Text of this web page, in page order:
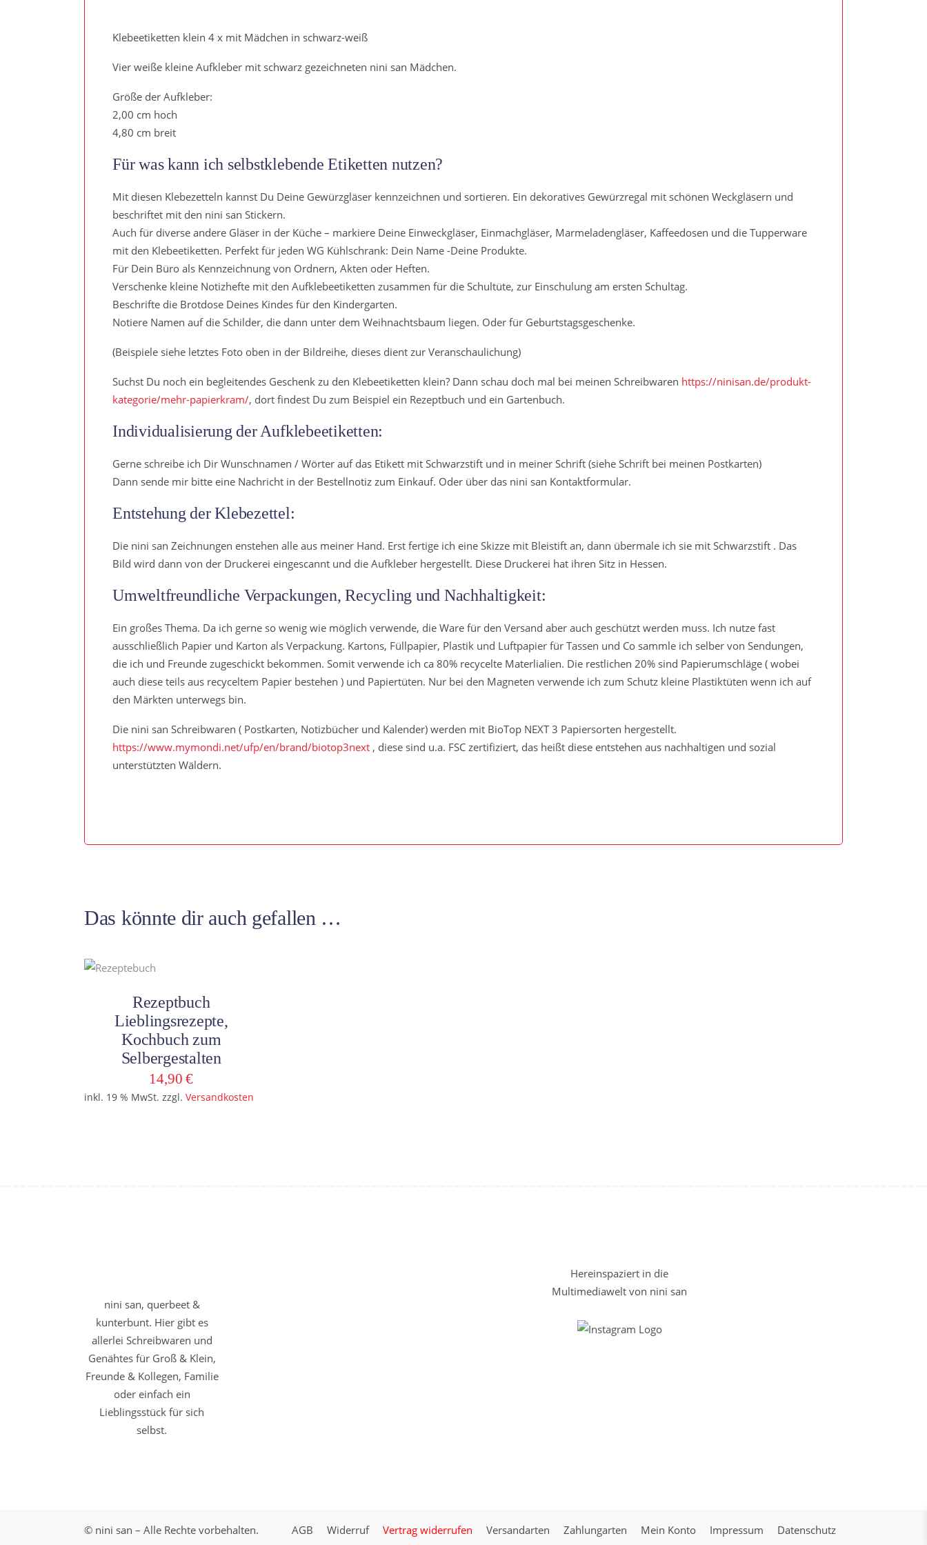
Klebeetiketten klein 4 x mit Mädchen in schwarz-weiß
Vier weiße kleine Aufkleber mit schwarz gezeichneten nini san Mädchen.
Größe der Aufkleber:
2,00 cm hoch
4,80 cm breit
Für was kann ich selbstklebende Etiketten nutzen?
Mit diesen Klebezetteln kannst Du Deine Gewürzgläser kennzeichnen und sortieren. Ein dekoratives Gewürzregal mit schönen Weckgläsern und
beschriftet mit den nini san Stickern.
Auch für diverse andere Gläser in der Küche – markiere Deine Einweckgläser, Einmachgläser, Marmeladengläser, Kaffeedosen und die Tupperware
mit den Klebeetiketten. Perfekt für jeden WG Kühlschrank: Dein Name -Deine Produkte.
Für Dein Büro als Kennzeichnung von Ordnern, Akten oder Heften.
Verschenke kleine Notizhefte mit den Aufklebeetiketten zusammen für die Schultüte, zur Einschulung am ersten Schultag.
Beschrifte die Brotdose Deines Kindes für den Kindergarten.
Notiere Namen auf die Schilder, die dann unter dem Weihnachtsbaum liegen. Oder für Geburtstagsgeschenke.
(Beispiele siehe letztes Foto oben in der Bildreihe, dieses dient zur Veranschaulichung)
Suchst Du noch ein begleitendes Geschenk zu den Klebeetiketten klein? Dann schau doch mal bei meinen Schreibwaren https://ninisan.de/produkt-
kategorie/mehr-papierkram/, dort findest Du zum Beispiel ein Rezeptbuch und ein Gartenbuch.
Individualisierung der Aufklebeetiketten:
Gerne schreibe ich Dir Wunschnamen / Wörter auf das Etikett mit Schwarzstift und in meiner Schrift (siehe Schrift bei meinen Postkarten)
Dann sende mir bitte eine Nachricht in der Bestellnotiz zum Einkauf. Oder über das nini san Kontaktformular.
Entstehung der Klebezettel:
Die nini san Zeichnungen enstehen alle aus meiner Hand. Erst fertige ich eine Skizze mit Bleistift an, dann übermale ich sie mit Schwarzstift . Das
Bild wird dann von der Druckerei eingescannt und die Aufkleber hergestellt. Diese Druckerei hat ihren Sitz in Hessen.
Umweltfreundliche Verpackungen, Recycling und Nachhaltigkeit:
Ein großes Thema. Da ich gerne so wenig wie möglich verwende, die Ware für den Versand aber auch geschützt werden muss. Ich nutze fast
ausschließlich Papier und Karton als Verpackung. Kartons, Füllpapier, Plastik und Luftpapier für Tassen und Co sammle ich selber von Sendungen,
die ich und Freunde zugeschickt bekommen. Somit verwende ich ca 80% recycelte Materlialien. Die restlichen 20% sind Papierumschläge ( wobei
auch diese teils aus recyceltem Papier bestehen ) und Papiertüten. Nur bei den Magneten verwende ich zum Schutz kleine Plastiktüten wenn ich auf
den Märkten unterwegs bin.
Die nini san Schreibwaren ( Postkarten, Notizbücher und Kalender) werden mit BioTop NEXT 3 Papiersorten hergestellt.
https://www.mymondi.net/ufp/en/brand/biotop3next , diese sind u.a. FSC zertifiziert, das heißt diese entstehen aus nachhaltigen und sozial
unterstützten Wäldern.
Das könnte dir auch gefallen …
Rezeptbuch
Lieblingsrezepte,
Kochbuch zum
Selbergestalten
14,90€
inkl. 19 % MwSt. zzgl. Versandkosten
nini san, querbeet &
kunterbunt. Hier gibt es
allerlei Schreibwaren und
Genähtes für Groß & Klein,
Freunde & Kollegen, Familie
oder einfach ein
Lieblingsstück für sich
selbst.
Hereinspaziert in die
Multimediawelt von nini san
Datenschutz
Impressum
Mein Konto
Zahlungarten
Versandarten
Vertrag widerrufen
Widerruf
AGB
© nini san – Alle Rechte vorbehalten.